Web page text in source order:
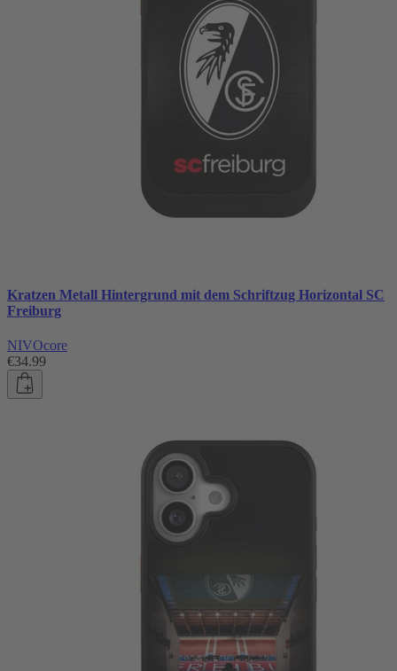
Kratzen Metall Hintergrund mit dem Schriftzug Horizontal SC
Freiburg
NIVOcore
€34.99